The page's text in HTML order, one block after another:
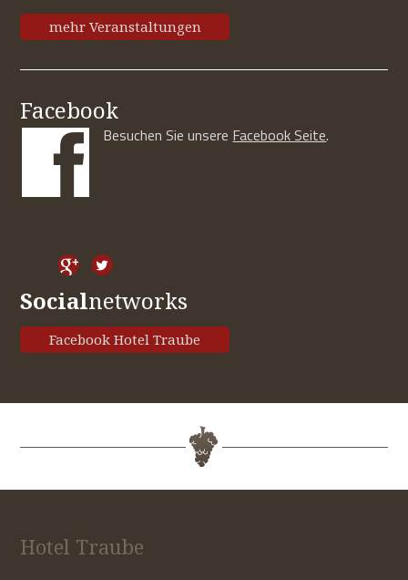
mehr Veranstaltungen
Facebook
Besuchen Sie unsere Facebook Seite.
Socialnetworks
Facebook Hotel Traube
Hotel Traube